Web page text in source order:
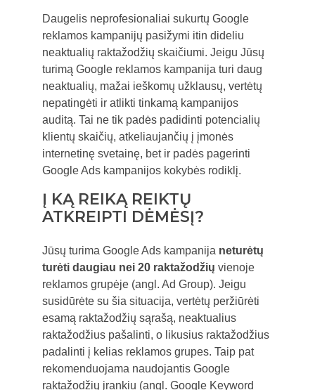
Daugelis neprofesionaliai sukurtų Google
reklamos kampanijų pasižymi itin dideliu
neaktualių raktažodžių skaičiumi. Jeigu Jūsų
turimą Google reklamos kampanija turi daug
neaktualių, mažai ieškomų užklausų, vertėtų
nepatingėti ir atlikti tinkamą kampanijos
auditą. Tai ne tik padės padidinti potencialių
klientų skaičių, atkeliaujančių į įmonės
internetinę svetainę, bet ir padės pagerinti
Google Ads kampanijos kokybės rodiklį.
Į KĄ REIKĄ REIKTŲ
ATKREIPTI DĖMĖSĮ?
Jūsų turima Google Ads kampanija neturėtų
turėti daugiau nei 20 raktažodžių vienoje
reklamos grupėje (angl. Ad Group). Jeigu
susidūrėte su šia situacija, vertėtų peržiūrėti
esamą raktažodžių sąrašą, neaktualius
raktažodžius pašalinti, o likusius raktažodžius
padalinti į kelias reklamos grupes. Taip pat
rekomenduojama naudojantis Google
raktažodžių įrankiu (angl. Google Keyword